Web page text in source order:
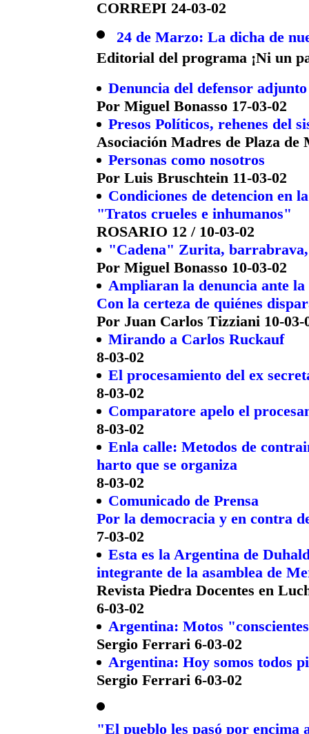
CORREPI 24-03-02
24 de Marzo: La dicha de
Editorial del programa ¡Ni un
Denuncia del defensor
Por Miguel Bonasso 17-03-02
Presos Políticos, rehenes del
Asociación Madres de Plaza de
Personas como nosotros
Por Luis Bruschtein 11-03-02
Condiciones de detencion en
"Tratos crueles e inhumanos"
ROSARIO 12 / 10-03-02
"Cadena" Zurita, barrabrava,
Por Miguel Bonasso 10-03-02
Ampliaran la denuncia ante
Con la certeza de quiénes
Por Juan Carlos Tizziani 10-03-
Mirando a Carlos Ruckauf
8-03-02
El procesamiento del ex
8-03-02
Comparatore apelo el
8-03-02
Enla calle: Metodos de
harto que se organiza
8-03-02
Comunicado de Prensa
Por la democracia y en contra
7-03-02
Esta es la Argentina de
integrante de la asamblea de
Revista Piedra Docentes en
6-03-02
Argentina: Motos
Sergio Ferrari 6-03-02
Argentina: Hoy somos todos
Sergio Ferrari 6-03-02
"El pueblo les pasó por encima